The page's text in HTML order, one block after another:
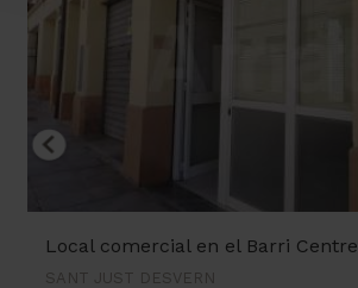
Local comercial en el Barri Centre
SANT JUST DESVERN